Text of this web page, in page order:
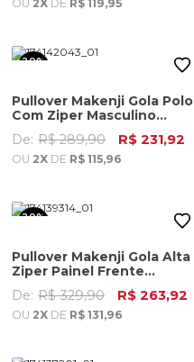
OU 2X DE R$ 119,95
20%
Pullover Makenji Gola Polo
Com Ziper Masculino
Verde Medio
De: R$ 289,90 R$ 231,92
OU 2X DE R$ 115,96
20%
Pullover Makenji Gola Alta
Ziper Painel Frente
Masculino Azul Indigo
De: R$ 329,90 R$ 263,92
OU 2X DE R$ 131,96